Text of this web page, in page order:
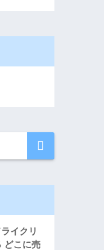
イクリ
どこに売